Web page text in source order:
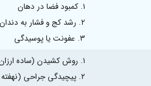
۱. کمبود فضا در دهان
۲. رشد کج و فشار به دندان‌های مجاور
۳. عفونت یا پوسیدگی
۱. روش کشیدن (ساده ارزان‌تر، جراحی گران‌تر)
۲. پیچیدگی جراحی (نهفته بودن، نزدیکی به عصب)